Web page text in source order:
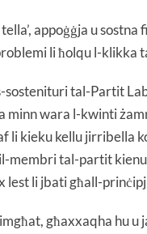
appoġġja u
li ħolqu l-klikka
tal-Partit
minn wara l-kwinti
li kieku kellu jirribella
membri tal-partit
lest li jbati għall-
għaxxaqha hu